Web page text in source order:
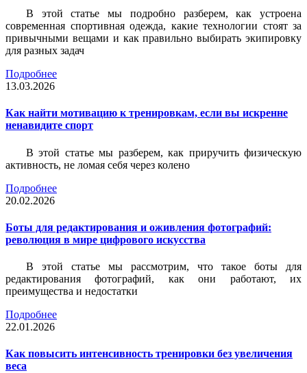
В этой статье мы подробно разберем, как устроена
современная спортивная одежда, какие технологии стоят за
привычными вещами и как правильно выбирать экипировку
для разных задач
Подробнее
13.03.2026
Как найти мотивацию к тренировкам, если вы искренне
ненавидите спорт
В этой статье мы разберем, как приручить физическую
активность, не ломая себя через колено
Подробнее
20.02.2026
Боты для редактирования и оживления фотографий:
революция в мире цифрового искусства
В этой статье мы рассмотрим, что такое боты для
редактирования фотографий, как они работают, их
преимущества и недостатки
Подробнее
22.01.2026
Как повысить интенсивность тренировки без увеличения
веса